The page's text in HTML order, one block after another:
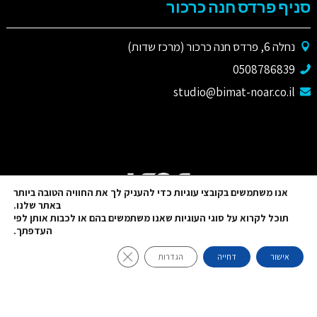
סניף פרדס חנה כרכור
נחלה 6, פרדס חנה כרכור (מרכז שדות)
0508786839
studio@bimat-noar.co.il
אנו משתמשים בקובצי עוגיות כדי להעניק לך את החוויה הטובה ביותר
באתר שלנו.
תוכל לקרוא על סוגי העוגיות שאנו משתמשים בהם או לכבות אותן לפי
העדפתך.
אישור דחייה הגדרות Close GDPR Cookie Banner